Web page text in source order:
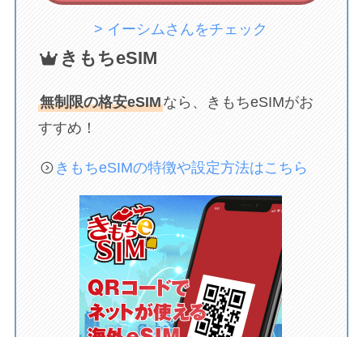
> イーシムさんをチェック
きもちeSIM
無制限の格安eSIMなら、きもちeSIMがお
すすめ！
きもちeSIMの特徴や設定方法はこちら